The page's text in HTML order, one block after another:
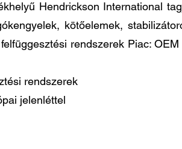
Hendrickson International
kötőelemek,
rendszerek Piac: OEM
rendszerek
jelenléttel